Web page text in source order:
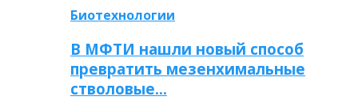
Биотехнологии
В МФТИ нашли новый способ
превратить мезенхимальные
стволовые…